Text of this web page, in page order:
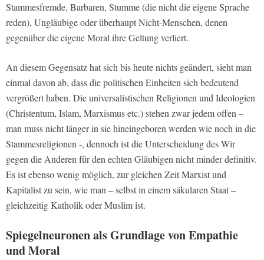
Stammesfremde, Barbaren, Stumme (die nicht die eigene Sprache
reden), Ungläubige oder überhaupt Nicht-Menschen, denen
gegenüber die eigene Moral ihre Geltung verliert.
An diesem Gegensatz hat sich bis heute nichts geändert, sieht man
einmal davon ab, dass die politischen Einheiten sich bedeutend
vergrößert haben. Die universalistischen Religionen und Ideologien
(Christentum, Islam, Marxismus etc.) stehen zwar jedem offen –
man muss nicht länger in sie hineingeboren werden wie noch in die
Stammesreligionen -, dennoch ist die Unterscheidung des Wir
gegen die Anderen für den echten Gläubigen nicht minder definitiv.
Es ist ebenso wenig möglich, zur gleichen Zeit Marxist und
Kapitalist zu sein, wie man – selbst in einem säkularen Staat –
gleichzeitig Katholik oder Muslim ist.
Spiegelneuronen als Grundlage von Empathie
und Moral